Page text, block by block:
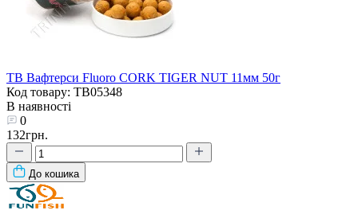
TB Вафтерси Fluoro CORK TIGER NUT 11мм 50г
Код товару: TB05348
В наявності
0
132грн.
До кошика